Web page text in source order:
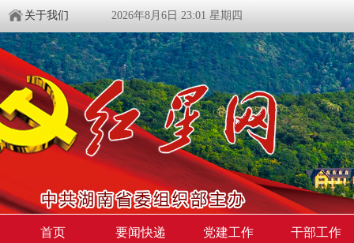
关于我们 2026年8月6日 23:01 星期四
首页 要闻快递 党建工作 干部工作